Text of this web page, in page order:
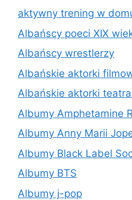
aktywny trening w
Albańscy poeci XIX
Albańscy wrestlerzy
Albańskie aktorki
Albańskie aktorki
Albumy Amphetamine
Albumy Anny Marii
Albumy Black Label
Albumy BTS
Albumy j-pop